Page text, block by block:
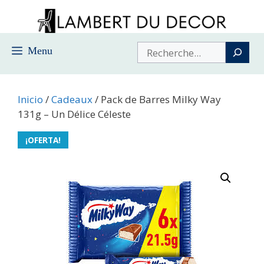
contenido
Menu Buscar
Inicio /Cadeaux/ Pack de Barres Milky Way
131g – Un Délice Céleste
¡OFERTA!